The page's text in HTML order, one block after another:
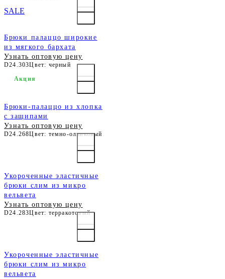
Брюки палаццо широкие
из мягкого бархата
Узнать оптовую цену
D24.303Цвет: черный
SALE
Брюки-палаццо из хлопка
с защипами
Узнать оптовую цену
D24.268Цвет: темно-оливковый
Акция
Укороченные эластичные
брюки слим из микро
вельвета
Узнать оптовую цену
D24.283Цвет: терракотовый
Укороченные эластичные
брюки слим из микро
вельвета